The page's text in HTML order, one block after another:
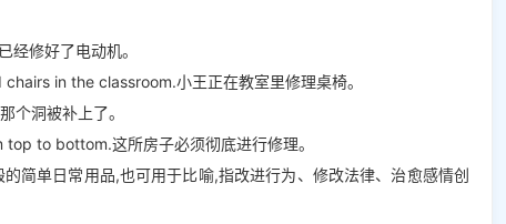
修好了电动机。
in the classroom.小王正在教室里修理桌椅。
洞被补上了。
to bottom.这所房子必须彻底进行修理。
简单日常用品,也可用于比喻,指改进行为、修改法律、治愈感情创